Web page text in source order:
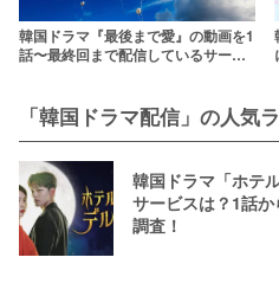
韓国ドラマ『最後まで愛』の動画を1
話〜最終回まで配信しているサービ
「韓国ドラマ配信」の人気
韓国ドラマ「ホテ
サービスは？1話
調査！